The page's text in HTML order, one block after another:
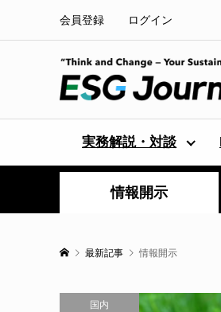
会員登録 ログイン
実務解説・対談
情報開示
最新記事 情報開示
国内